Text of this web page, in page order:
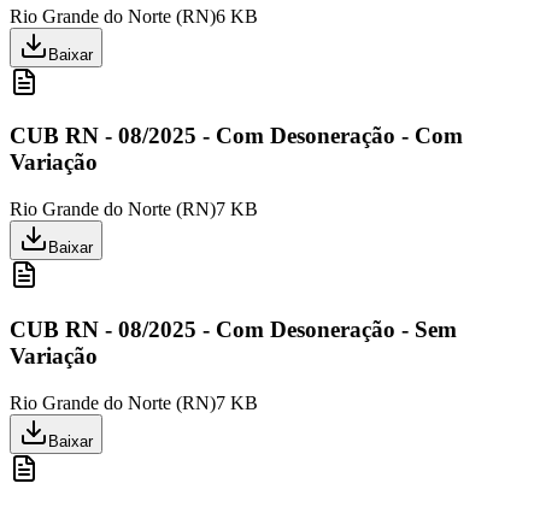
Rio Grande do Norte (RN)6 KB
Baixar
CUB RN - 08/2025 - Com Desoneração - Com
Variação
Rio Grande do Norte (RN)7 KB
Baixar
CUB RN - 08/2025 - Com Desoneração - Sem
Variação
Rio Grande do Norte (RN)7 KB
Baixar